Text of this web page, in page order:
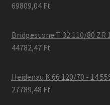
69809,04 Ft
Bridgestone T 32 110/80 ZR
44782,47 Ft
Heidenau K 66 120/70 - 14
27789,48 Ft